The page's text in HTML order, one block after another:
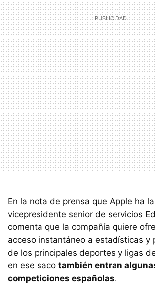
En la nota de prensa que Apple ha
vicepresidente senior de servicios
comenta que la compañía quiere
acceso instantáneo a estadísticas y
de los principales deportes y ligas
en ese saco también entran
competiciones españolas.